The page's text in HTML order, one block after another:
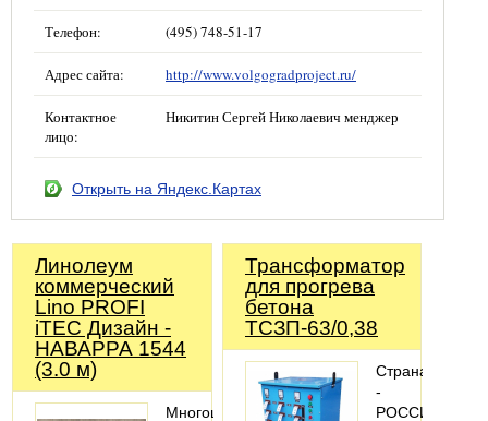
Телефон: (495) 748-51-17
Адрес сайта: http://www.volgogradproject.ru/
Контактное
лицо:
Никитин Сергей Николаевич менджер
Открыть на Яндекс.Картах
Линолеум
коммерческий
Lino PROFI
iTEC Дизайн -
НАВАРРА 1544
(3.0 м)
Многоцелевой,
Трансформатор
для прогрева
бетона
ТСЗП-63/0,38
Страна
-